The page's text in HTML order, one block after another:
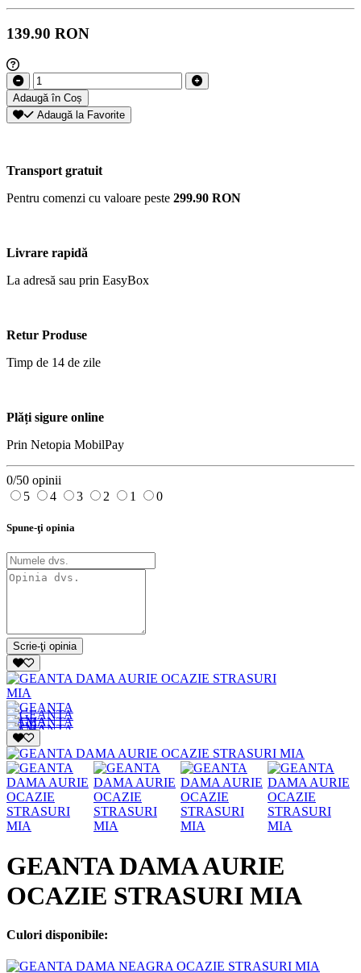
139.90 RON
Adaugă în Coș
Adaugă la Favorite
Transport gratuit
Pentru comenzi cu valoare peste 299.90 RON
Livrare rapidă
La adresă sau prin EasyBox
Retur Produse
Timp de 14 de zile
Plăți sigure online
Prin Netopia MobilPay
0/50 opinii
5
4 3 2 1 0
Spune-ţi opinia
Scrie-ţi opinia
GEANTA DAMA AURIE
OCAZIE STRASURI MIA
Culori disponibile: